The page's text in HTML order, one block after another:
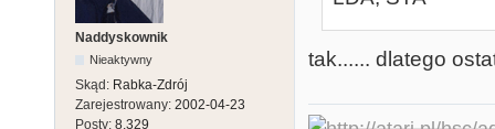
Naddyskownik
Nieaktywny
Skąd: Rabka-Zdrój
Zarejestrowany: 2002-04-23
Posty: 8,329
tak...... dlatego